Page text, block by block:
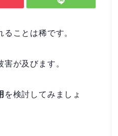
ことは稀です。
が及びます。
を検討してみましょ